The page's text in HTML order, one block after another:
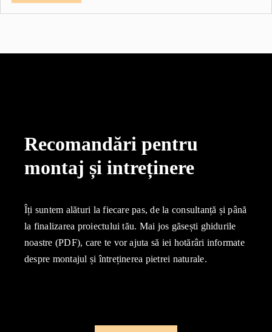
Recomandări pentru
montaj și intreținere
Îți suntem alături la fiecare pas, de la consultanță și până
la finalizarea proiectului tău. Mai jos găsești ghidurile
noastre (PDF), care te vor ajuta să iei hotărâri informate
despre montajul și întreținerea pietrei naturale.